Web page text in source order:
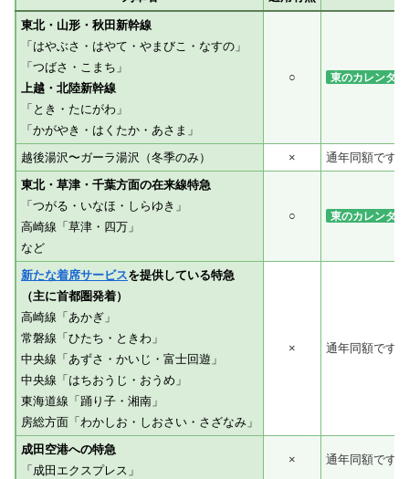
東北・山形・秋田新幹線
「はやぶさ・はやて・やまびこ・なすの」
「つばさ・こまち」
上越・北陸新幹線
「とき・たにがわ」
「かがやき・はくたか・あさま」
○ 東のカレンダー
越後湯沢〜ガーラ湯沢（冬季のみ） ×
通年同額です。
東北・草津・千葉方面の在来線特急
「つがる・いなほ・しらゆき」
高崎線「草津・四万」
など
○ 東のカレンダー
新たな着席サービスを提供している特急
（主に首都圏発着）
高崎線「あかぎ」
常磐線「ひたち・ときわ」
中央線「あずさ・かいじ・富士回遊」
中央線「はちおうじ・おうめ」
東海道線「踊り子・湘南」
房総方面「わかしお・しおさい・さざなみ」
× 通年同額です。
成田空港への特急
「成田エクスプレス」
× 通年同額です。